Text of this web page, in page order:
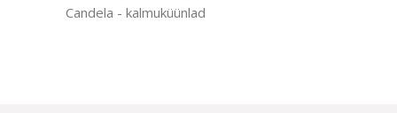
Candela - kalmuküünlad